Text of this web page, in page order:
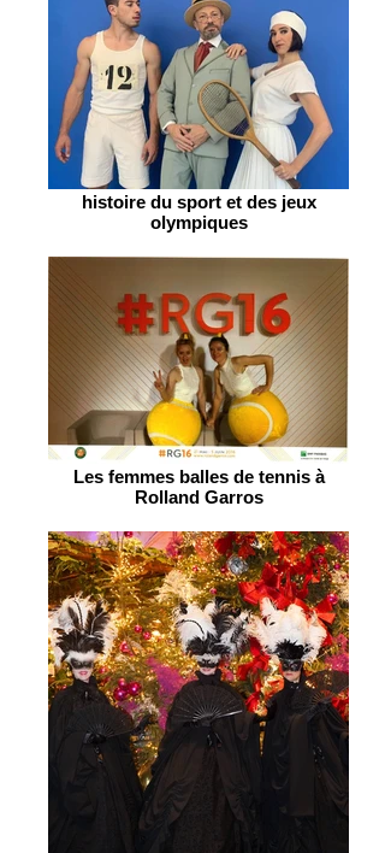
histoire du sport et des jeux
olympiques
Les femmes balles de tennis à
Rolland Garros